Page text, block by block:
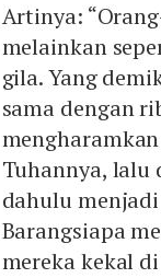
Artinya:
melainkan
gila. Yang
sama dengan
Tuhannya, lalu
dahulu
Barangsiapa
mereka kekal